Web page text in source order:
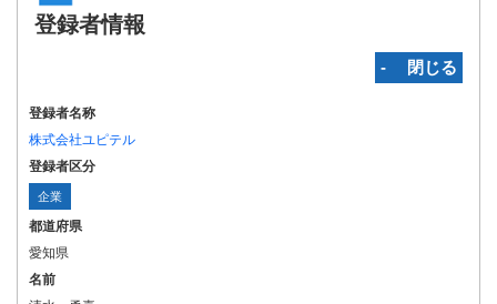
登録者情報
‐ 閉じる
登録者名称
株式会社ユピテル
登録者区分
企業
都道府県
愛知県
名前